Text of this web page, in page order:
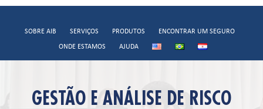
SOBRE AIB SERVIÇOS PRODUTOS ENCONTRAR UM SEGURO
ONDE ESTAMOS AJUDA
GESTÃO E ANÁLISE DE RISCO